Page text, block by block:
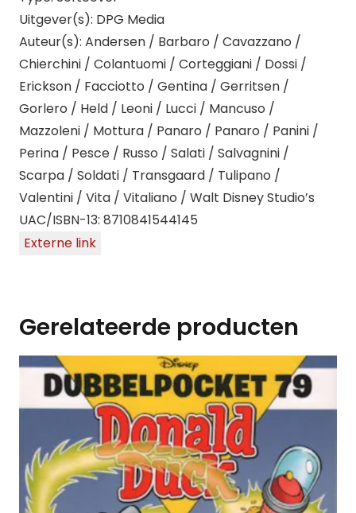
Uitgever(s): DPG Media
Auteur(s): Andersen / Barbaro / Cavazzano /
Chierchini / Colantuomi / Corteggiani / Dossi /
Erickson / Facciotto / Gentina / Gerritsen /
Gorlero / Held / Leoni / Lucci / Mancuso /
Mazzoleni / Mottura / Panaro / Panaro / Panini /
Perina / Pesce / Russo / Salati / Salvagnini /
Scarpa / Soldati / Transgaard / Tulipano /
Valentini / Vita / Vitaliano / Walt Disney Studio’s
UAC/ISBN-13: 8710841544145
Externe link
Gerelateerde producten